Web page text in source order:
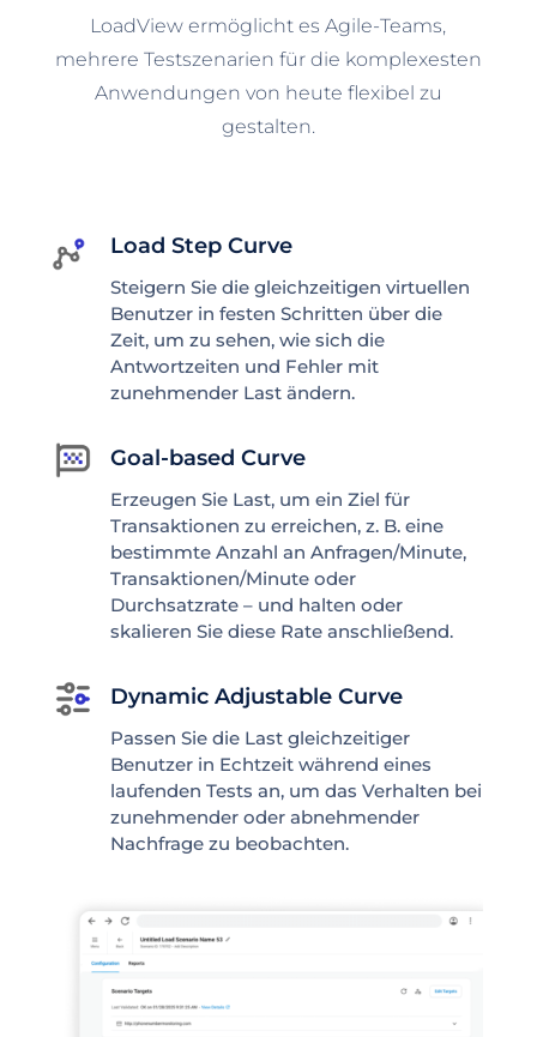
LoadView ermöglicht es Agile-Teams,
mehrere Testszenarien für die komplexesten
Anwendungen von heute flexibel zu
gestalten.
Load Step Curve
Steigern Sie die gleichzeitigen virtuellen
Benutzer in festen Schritten über die
Zeit, um zu sehen, wie sich die
Antwortzeiten und Fehler mit
zunehmender Last ändern.
Goal-based Curve
Erzeugen Sie Last, um ein Ziel für
Transaktionen zu erreichen, z. B. eine
bestimmte Anzahl an Anfragen/Minute,
Transaktionen/Minute oder
Durchsatzrate – und halten oder
skalieren Sie diese Rate anschließend.
Dynamic Adjustable Curve
Passen Sie die Last gleichzeitiger
Benutzer in Echtzeit während eines
laufenden Tests an, um das Verhalten bei
zunehmender oder abnehmender
Nachfrage zu beobachten.